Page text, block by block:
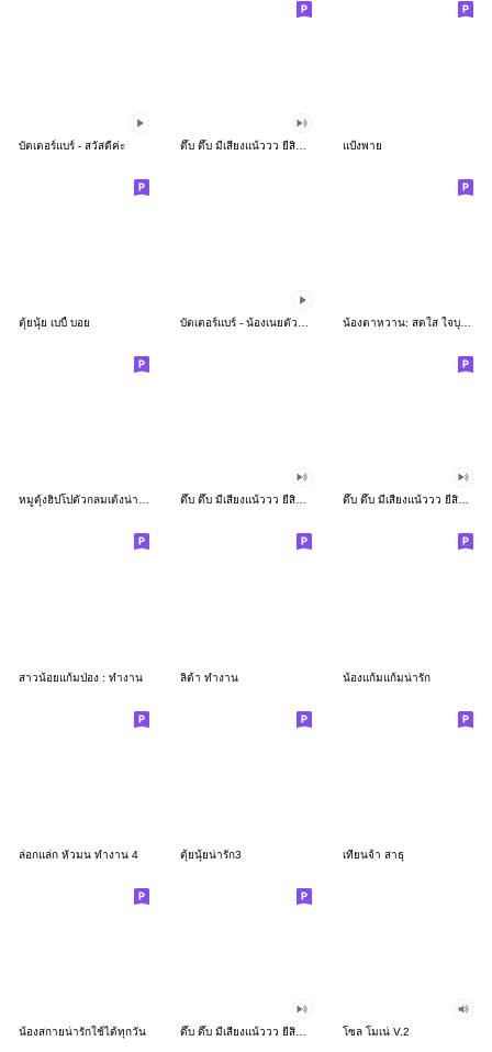
บัตเตอร์แบร์ - สวัสดีค่ะ แป้งพาย
ตุ้ยนุ้ย เบบี้ บอย น้องตาหวาน: สดใส ใจบุญ (สีพาสเทล)
หมูดุ้งฮิปโปตัวกลมเด้งน่ารัก ดึ๊บ ดึ๊บ มีเสียงแน้ววว ยี่สิบเจ็ด ดึ๊บ ดึ๊บ มีเสียงแน้ววว ยี่สิบหก
สาวน้อยแก้มป่อง : ทำงาน ลิต้า ทำงาน น้องแก้มแก้มน่ารัก
ล่อกแล่ก หัวมน ทำงาน 4 ตุ้ยนุ้ยน่ารัก3 เทียนจ้า สาธุ
น้องสกายน่ารักใช้ได้ทุกวัน ดึ๊บ ดึ๊บ มีเสียงแน้ววว ยี่สิบสอง โซล โมเน่ V.2